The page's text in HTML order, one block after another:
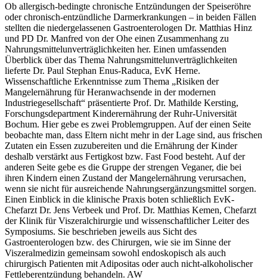
Ob allergisch-bedingte chronische Entzündungen der Speiseröhre
oder chronisch-entzündliche Darmerkrankungen – in beiden Fällen
stellten die niedergelassenen Gastroenterologen Dr. Matthias Hinz
und PD Dr. Manfred von der Ohe einen Zusammenhang zu
Nahrungsmittelunverträglichkeiten her. Einen umfassenden
Überblick über das Thema Nahrungsmittelunverträglichkeiten
lieferte Dr. Paul Stephan Enus-Raduca, EvK Herne.
Wissenschaftliche Erkenntnisse zum Thema „Risiken der
Mangelernährung für Heranwachsende in der modernen
Industriegesellschaft“ präsentierte Prof. Dr. Mathilde Kersting,
Forschungsdepartment Kinderernährung der Ruhr-Universität
Bochum. Hier gebe es zwei Problemgruppen. Auf der einen Seite
beobachte man, dass Eltern nicht mehr in der Lage sind, aus frischen
Zutaten ein Essen zuzubereiten und die Ernährung der Kinder
deshalb verstärkt aus Fertigkost bzw. Fast Food besteht. Auf der
anderen Seite gebe es die Gruppe der strengen Veganer, die bei
ihren Kindern einen Zustand der Mangelernährung verursachen,
wenn sie nicht für ausreichende Nahrungsergänzungsmittel sorgen.
Einen Einblick in die klinische Praxis boten schließlich EvK-
Chefarzt Dr. Jens Verbeek und Prof. Dr. Matthias Kemen, Chefarzt
der Klinik für Viszeralchirurgie und wissenschaftlicher Leiter des
Symposiums. Sie beschrieben jeweils aus Sicht des
Gastroenterologen bzw. des Chirurgen, wie sie im Sinne der
Viszeralmedizin gemeinsam sowohl endoskopisch als auch
chirurgisch Patienten mit Adipositas oder auch nicht-alkoholischer
Fettleberentzündung behandeln. AW